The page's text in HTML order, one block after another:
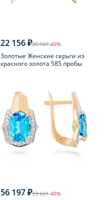
22 156 ₽36 927-40%
Золотые Женские серьги из
красного золота 585 пробы
56 197 ₽93 661-40%